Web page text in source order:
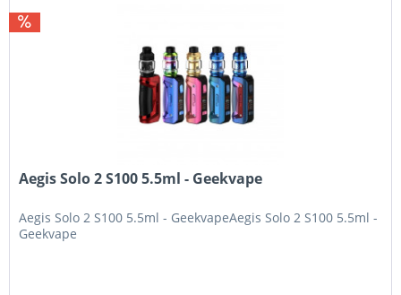
Aegis Solo 2 S100 5.5ml - Geekvape
Aegis Solo 2 S100 5.5ml - GeekvapeAegis Solo 2 S100 5.5ml -
Geekvape